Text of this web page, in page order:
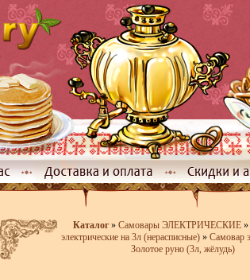
Каталог» Самовары ЭЛЕКТРИЧЕСКИЕ »
электрические на 3л (нерасписные)» Самовар
Золотое руно (3л, жёлудь)